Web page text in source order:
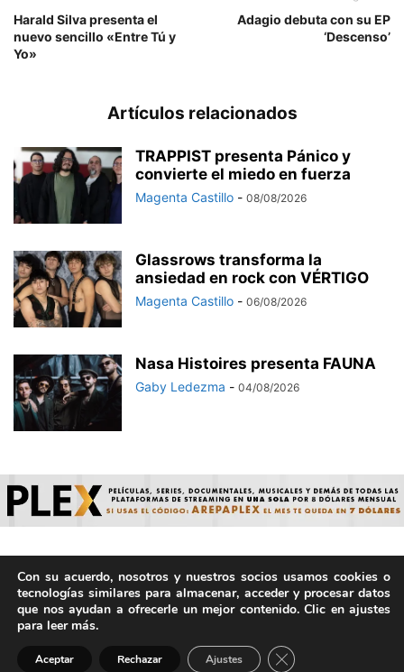
Harald Silva presenta el
nuevo sencillo «Entre Tú y
Yo»
Adagio debuta con su EP
‘Descenso’
Artículos relacionados
TRAPPIST presenta Pánico y
convierte el miedo en fuerza
Magenta Castillo - 08/08/2026
Glassrows transforma la
ansiedad en rock con VÉRTIGO
Magenta Castillo - 06/08/2026
Nasa Histoires presenta FAUNA
Gaby Ledezma - 04/08/2026
© ArepaVolatil.Com 2021-2025 - Hecho por humanos, no por
IA. | Todos los derechos reservados.
Con su acuerdo, nosotros y nuestros socios usamos cookies o
tecnologías similares para almacenar, acceder y procesar datos
que nos ayudan a ofrecerle un mejor contenido. Clic en ajustes
para leer más.
Aceptar Rechazar Ajustes Cerrar el banner de